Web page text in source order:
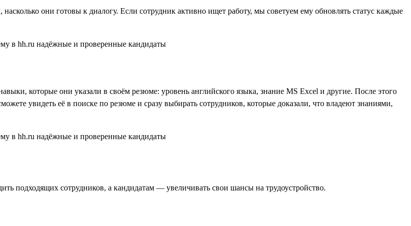
они готовы к диалогу. Если сотрудник активно ищет работу, мы советуем ему обновлять статус каждые
которые они указали в своём резюме: уровень английского языка, знание MS Excel и другие. После этого
увидеть её в поиске по резюме и сразу выбирать сотрудников, которые доказали, что владеют знаниями,
подходящих сотрудников, а кандидатам — увеличивать свои шансы на трудоустройство.